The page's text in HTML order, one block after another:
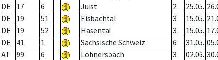
DE 17 6 Juist 2 25.05.
DE
19 51 Eisbachtal 3 15.05.
DE
19 52 Hasental 3 15.05.
DE
41 1 Sächsische Schweiz 6 31.05.
AT
99 6 Löhnersbach 3 02.06.